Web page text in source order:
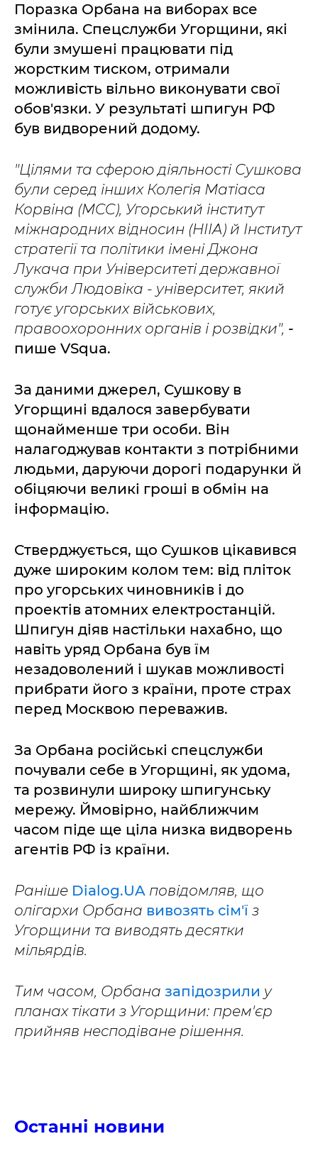
Поразка Орбана на виборах все
змінила. Спецслужби Угорщини, які
були змушені працювати під
жорстким тиском, отримали
можливість вільно виконувати свої
обов'язки. У результаті шпигун РФ
був видворений додому.
"Цілями та сферою діяльності Сушкова
були серед інших Колегія Матіаса
Корвіна (MCC), Угорський інститут
міжнародних відносин (HIIA) й Інститут
стратегії та політики імені Джона
Лукача при Університеті державної
служби Людовіка - університет, який
готує угорських військових,
правоохоронних органів і розвідки", -
пише VSqua.
За даними джерел, Сушкову в
Угорщині вдалося завербувати
щонайменше три особи. Він
налагоджував контакти з потрібними
людьми, даруючи дорогі подарунки й
обіцяючи великі гроші в обмін на
інформацію.
Стверджується, що Сушков цікавився
дуже широким колом тем: від пліток
про угорських чиновників і до
проектів атомних електростанцій.
Шпигун діяв настільки нахабно, що
навіть уряд Орбана був їм
незадоволений і шукав можливості
прибрати його з країни, проте страх
перед Москвою переважив.
За Орбана російські спецслужби
почували себе в Угорщині, як удома,
та розвинули широку шпигунську
мережу. Ймовірно, найближчим
часом піде ще ціла низка видворень
агентів РФ із країни.
Раніше Dialog.UA повідомляв, що
олігархи Орбана вивозять сім'ї з
Угорщини та виводять десятки
мільярдів.
Тим часом, Орбана запідозрили у
планах тікати з Угорщини: прем'єр
прийняв несподіване рішення.
Останні новини